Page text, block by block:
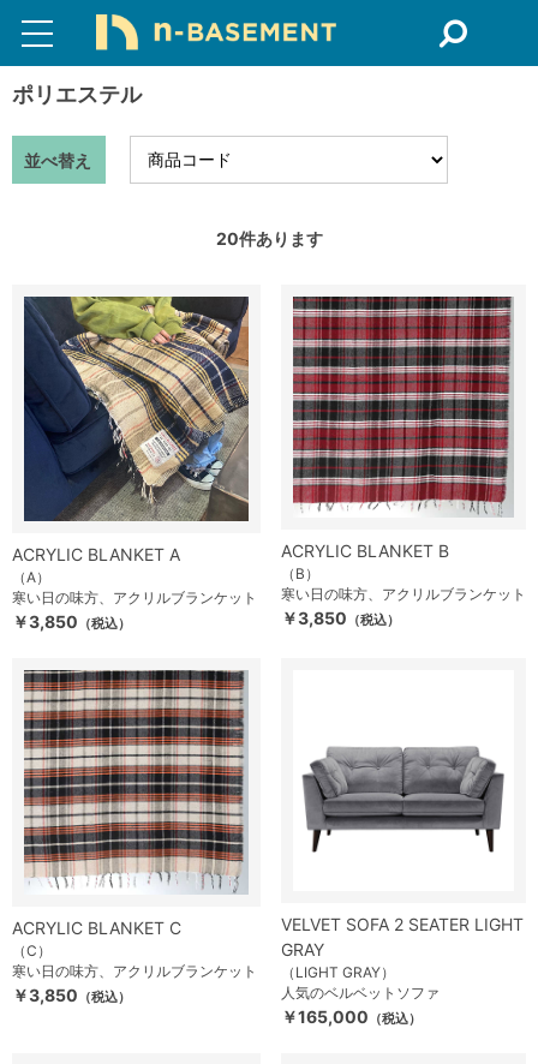
ポリエステル
並べ替え
20件あります
ACRYLIC BLANKET A
（A）
寒い日の味方、アクリルブランケット
￥3,850 （税込）
ACRYLIC BLANKET B
（B）
寒い日の味方、アクリルブランケット
￥3,850 （税込）
ACRYLIC BLANKET C
（C）
寒い日の味方、アクリルブランケット
￥3,850 （税込）
VELVET SOFA 2 SEATER LIGHT
GRAY
（LIGHT GRAY）
人気のベルベットソファ
￥165,000 （税込）